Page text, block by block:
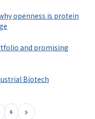
openness is protein
and promising
Biotech
6